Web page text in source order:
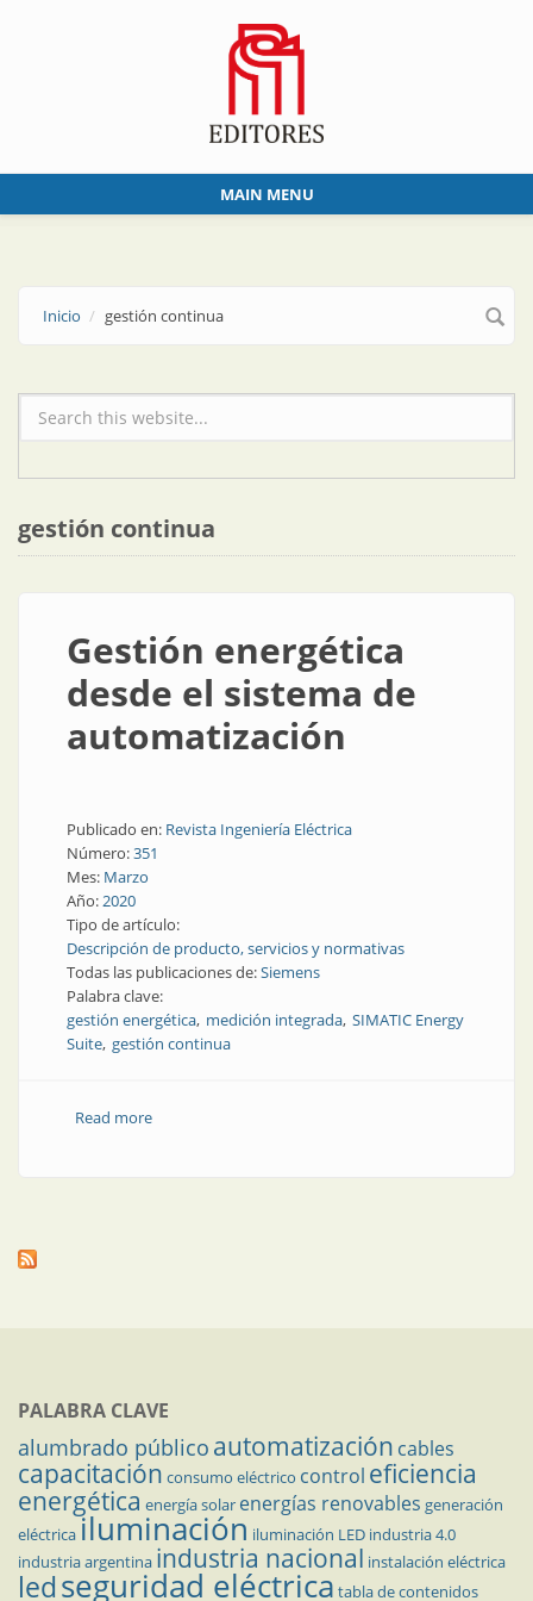
MAIN MENU
Inicio gestión continua
Formulario de búsqueda
gestión continua
Gestión energética
desde el sistema de
automatización
Publicado en: Revista Ingeniería Eléctrica
Número:351
Mes: Marzo
Año:2020
Tipo de artículo:
Descripción de producto, servicios y normativas
Todas las publicaciones de:Siemens
Palabra clave:
gestión energética medición integrada SIMATIC Energy
Suite gestión continua
Read moreabout Gestión energética desde el sistema de
PALABRA CLAVE
alumbrado público automatización cables
capacitación consumo eléctrico control eficiencia
energética energía solar energías renovables generación
eléctricailuminación iluminación LED industria 4.0
industria argentina industria nacional instalación eléctrica
ledseguridad eléctrica tabla de contenidos